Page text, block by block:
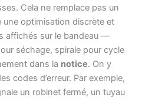
Cela ne remplace pas un
optimisation discrète et
affichés sur le bandeau —
séchage, spirale pour cycle
dans la notice. On y
codes d’erreur. Par exemple,
un robinet fermé, un tuyau